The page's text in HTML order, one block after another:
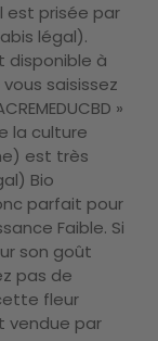
est prisée par
légal).
disponible à
saisissez
»
la culture
est très
Bio
parfait pour
Faible. Si
son goût
pas de
fleur
vendue par